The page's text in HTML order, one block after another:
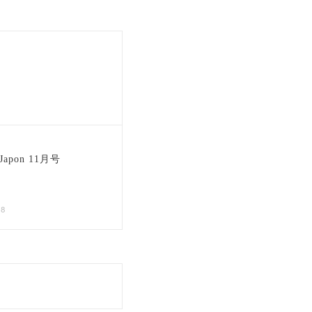
11月号